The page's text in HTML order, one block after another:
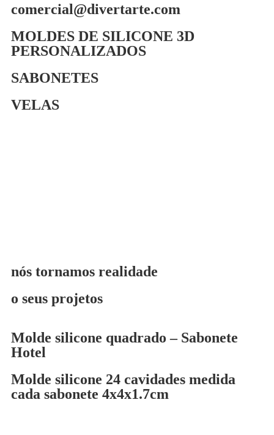
comercial@divertarte.com
MOLDES DE SILICONE 3D
PERSONALIZADOS
SABONETES
VELAS
nós tornamos realidade
o seus projetos
Molde silicone quadrado – Sabonete
Hotel
Molde silicone 24 cavidades medida
cada sabonete 4x4x1.7cm